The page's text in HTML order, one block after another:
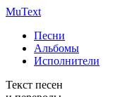
MuText
Песни
Альбомы
Исполнители
Текст песен